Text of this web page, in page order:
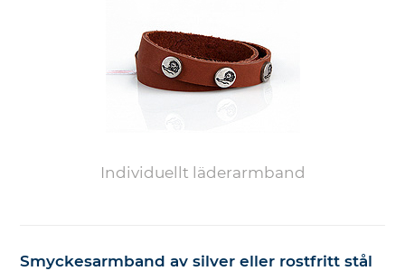
Individuellt läderarmband
Smyckesarmband av silver eller rostfritt stål